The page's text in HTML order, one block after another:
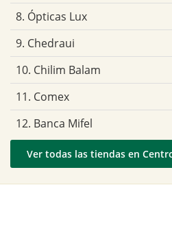
8. Ópticas Lux
9. Chedraui
10. Chilim Balam
11. Comex
12. Banca Mifel
Ver todas las tiendas en